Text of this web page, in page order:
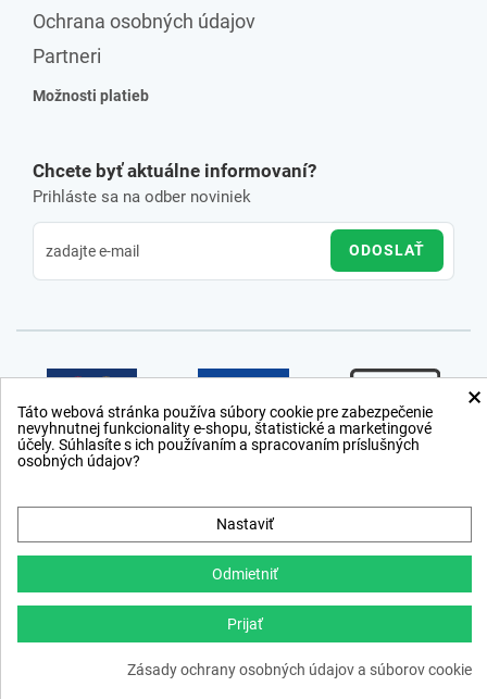
Ochrana osobných údajov
Partneri
Možnosti platieb
Chcete byť aktuálne informovaní?
Prihláste sa na odber noviniek
ODOSLAŤ
Copyright © 2012 − 2026
webdesign,ppc›netsuccess.sk
×
Táto webová stránka používa súbory cookie pre zabezpečenie
nevyhnutnej funkcionality e-shopu, štatistické a marketingové
účely. Súhlasíte s ich používaním a spracovaním príslušných
osobných údajov?
Nastaviť
Odmietniť
Prijať
Zásady ochrany osobných údajov a súborov cookie